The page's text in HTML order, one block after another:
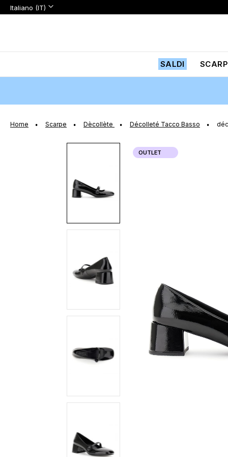
Lingua
Lingua:
Italiano (IT)
SALDI
Home Scarpe Dècollète Décolleté Tacco Basso
della
galleria
immagini
OUTLET